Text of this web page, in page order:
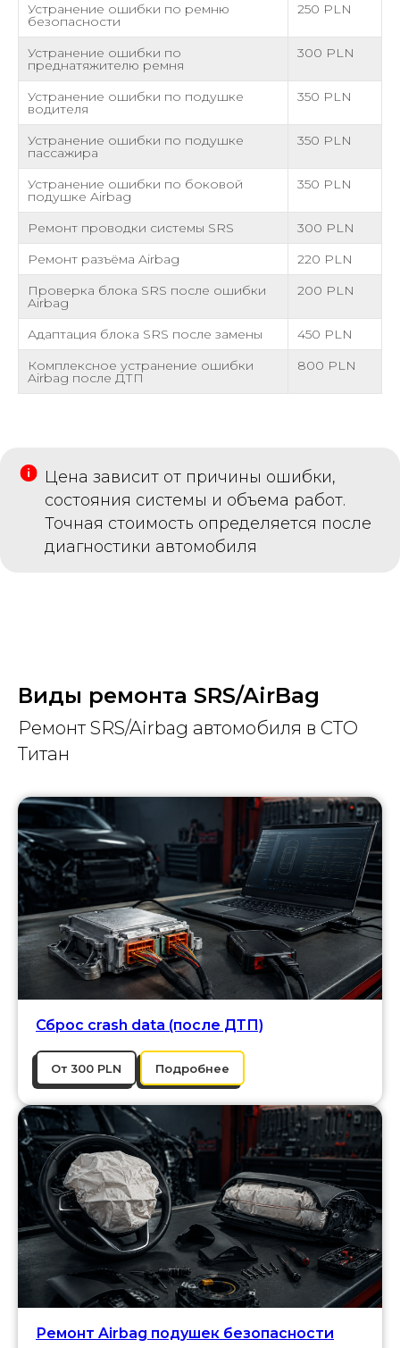
Устранение ошибки по ремню
безопасности
250 PLN
Устранение ошибки по
преднатяжителю ремня
300 PLN
Устранение ошибки по подушке
водителя
350 PLN
Устранение ошибки по подушке
пассажира
350 PLN
Устранение ошибки по боковой
подушке Airbag
350 PLN
Ремонт проводки системы SRS
300 PLN
Ремонт разъёма Airbag
220 PLN
Проверка блока SRS после ошибки
Airbag
200 PLN
Адаптация блока SRS после замены
450 PLN
Комплексное устранение ошибки
Airbag после ДТП
800 PLN
Цена зависит от причины ошибки,
состояния системы и объема работ.
Точная стоимость определяется после
диагностики автомобиля
Виды ремонта SRS/AirBag
Ремонт SRS/Airbag автомобиля в СТО
Титан
Сброс crash data (после ДТП)
От 300 PLN Подробнее
Ремонт Airbag подушек безопасности